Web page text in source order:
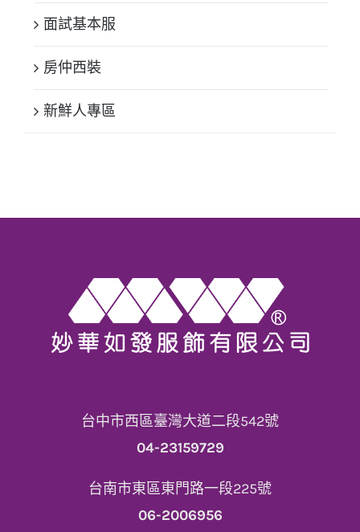
面試基本服
房仲西裝
新鮮人專區
台中市西區臺灣大道二段542號
04-23159729
台南市東區東門路一段225號
06-2006956